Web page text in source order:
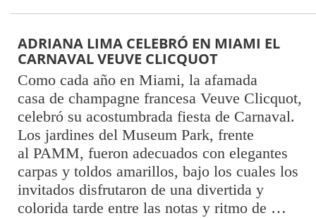
ADRIANA LIMA CELEBRÓ EN MIAMI EL
CARNAVAL VEUVE CLICQUOT
Como cada año en Miami, la afamada
casa de champagne francesa Veuve Clicquot,
celebró su acostumbrada fiesta de Carnaval.
Los jardines del Museum Park, frente
al PAMM, fueron adecuados con elegantes
carpas y toldos amarillos, bajo los cuales los
invitados disfrutaron de una divertida y
colorida tarde entre las notas y ritmo de …